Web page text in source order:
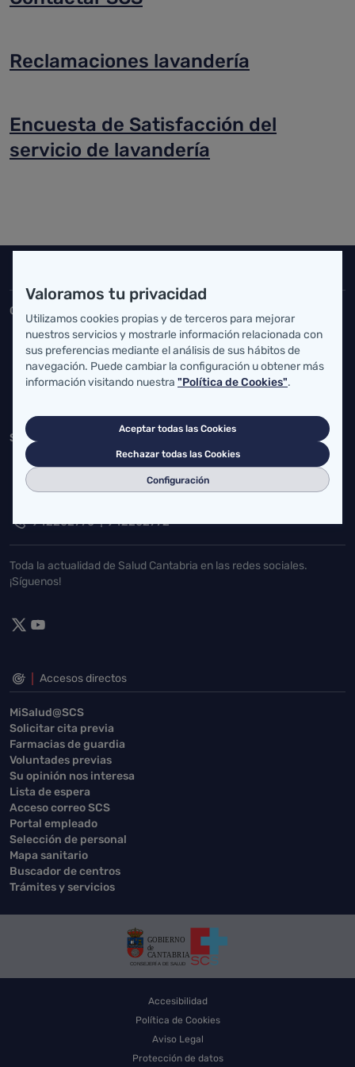
Reclamaciones lavandería
Encuesta de Satisfacción del
servicio de lavandería
Inicio del pie de página
Consejería de Salud
Federico Vial 13, 39009 Santander, Cantabria
atencionusuario@cantabria.es
Servicio Cántabro de Salud
Cardenal Herrera Oria, S/N 39011 Santander, Cantabria
buzgen.dg@scsalud.es
942202770 942202772
Toda la actualidad de Salud Cantabria en las redes sociales.
¡Síguenos!
Accesos directos
MiSalud@SCS
Solicitar cita previa
Farmacias de guardia
Voluntades previas
Su opinión nos interesa
Lista de espera
Acceso correo SCS
Portal empleado
Selección de personal
Mapa sanitario
Buscador de centros
Trámites y servicios
Accesibilidad
Política de Cookies
Aviso Legal
Protección de datos
Valoramos tu privacidad
Utilizamos cookies propias y de terceros para mejorar
nuestros servicios y mostrarle información relacionada con
sus preferencias mediante el análisis de sus hábitos de
navegación. Puede cambiar la configuración u obtener más
información visitando nuestra "Política de Cookies".
Aceptar todas las Cookies
Rechazar todas las Cookies
Configuración